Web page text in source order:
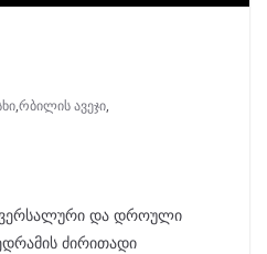
,რბილის ავეჯი,
და დროული
ძირითადი